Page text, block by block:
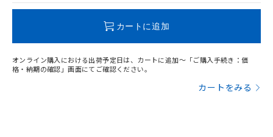
カートに追加
オンライン購入における出荷予定日は、カートに追加～「ご購入手続き：価
格・納期の確認」画面にてご確認ください。
カートをみる